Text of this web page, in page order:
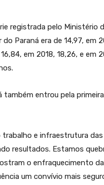
registrada pelo Ministério
Paraná era de 14,97, em
em 2018, 18,26, e em
também entrou pela
trabalho e infraestrutura
resultados. Estamos
o enfraquecimento
um convívio mais